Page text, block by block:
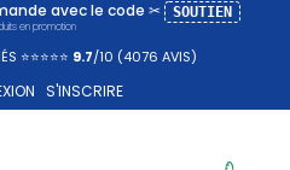
avec le code ✂ SOUTIEN
en promotion
⭐⭐⭐⭐⭐ 9.7/10 (4076 AVIS)
S'INSCRIRE